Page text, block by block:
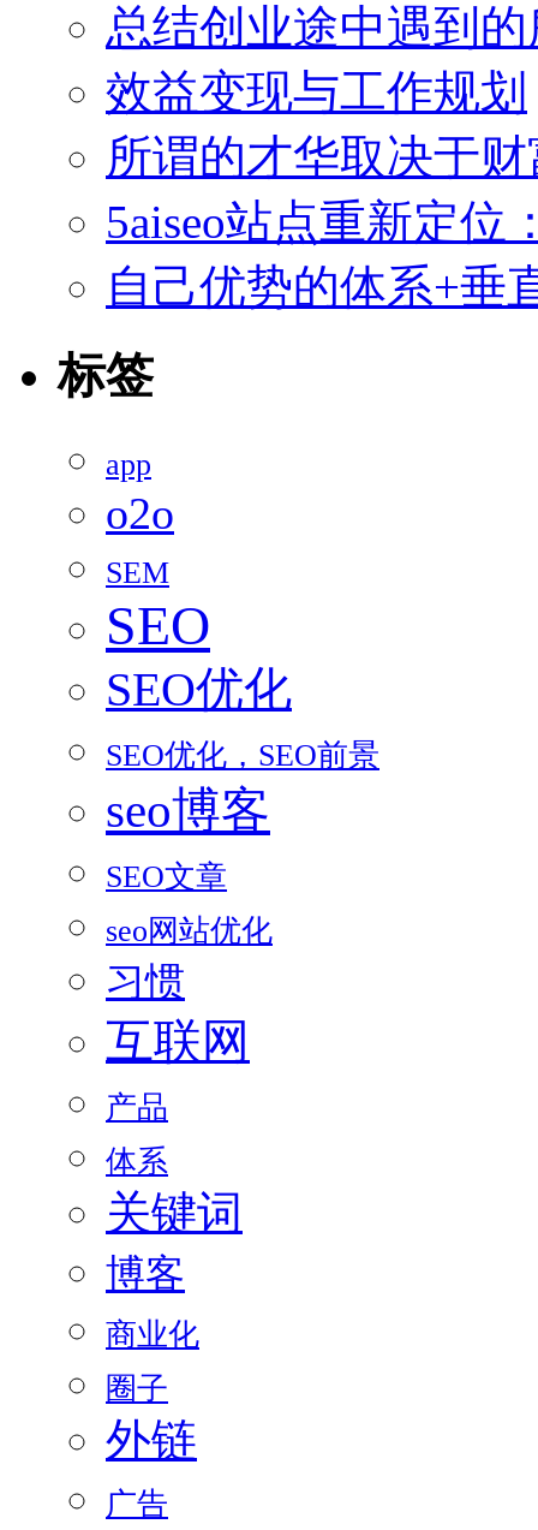
总结创业途中遇到
效益变现与工作规划
所谓的才华取决于
5aiseo站点重新定位
自己优势的体系+垂
标签
app
o2o
SEM
SEO
SEO优化
SEO优化，SEO前景
seo博客
SEO文章
seo网站优化
习惯
互联网
产品
体系
关键词
博客
商业化
圈子
外链
广告